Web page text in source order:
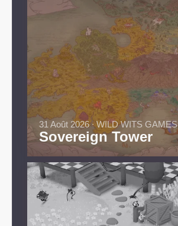
Sovereign Tower
31 Août 2026 ∙ WILD WITS GAMES